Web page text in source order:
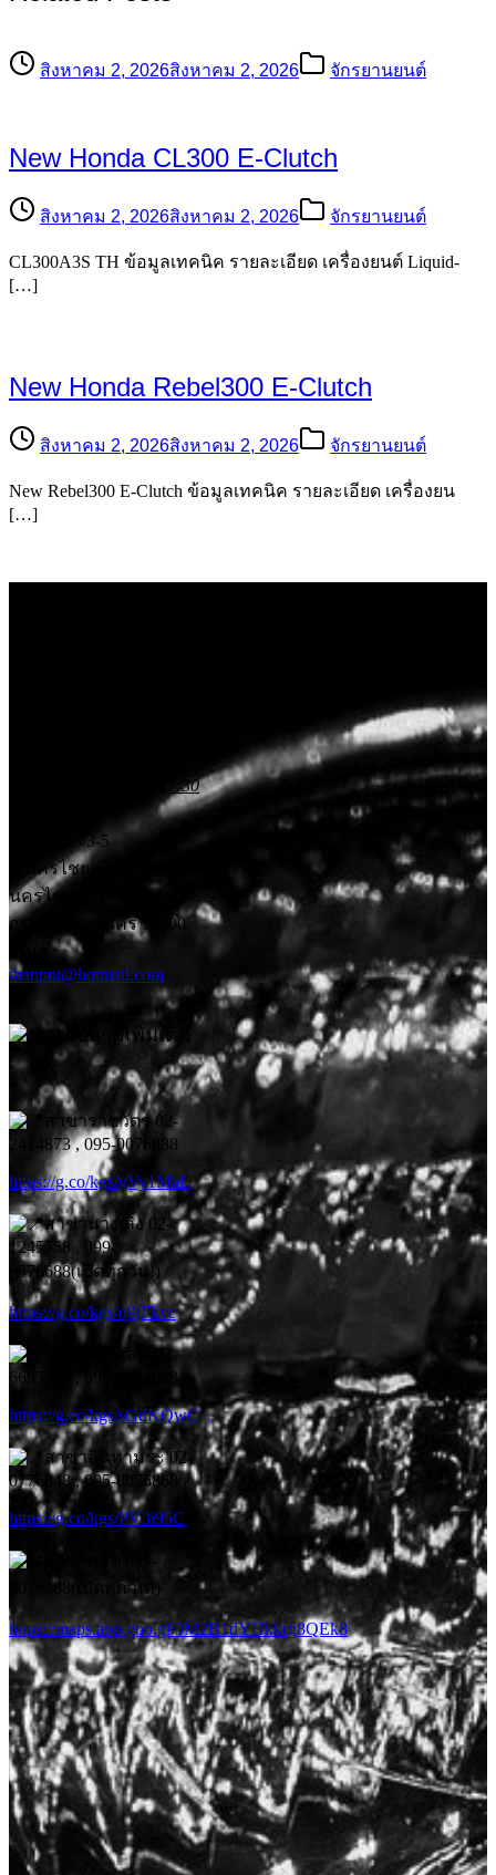
สิงหาคม 2, 2026สิงหาคม 2, 2026 จักรยานยนต์
New Honda CL300 E-Clutch
สิงหาคม 2, 2026สิงหาคม 2, 2026 จักรยานยนต์
CL300A3S TH ข้อมูลเทคนิค รายละเอียด เครื่องยนต์ Liquid-
[…]
New Honda Rebel300 E-Clutch
สิงหาคม 2, 2026สิงหาคม 2, 2026 จักรยานยนต์
New Rebel300 E-Clutch ข้อมูลเทคนิค รายละเอียด เครื่องยน
[…]
เวลาทำการ 08:30 - 17:30
ที่อยู่ : 663/3-5
ถ.นครไชยศรี แขวงถนน
นครไชยศรี เขตดุสิต
กรุงเทพมหานคร 10300
อีเมล :
thanpnt@hotmail.com
สอบถามเพิ่มเติม
:
สาขาราชวัตร 02-
2414873 , 095-0076888
https://g.co/kgs/gVy1MaL
สาขานางเลิ้ง 02-
1245758 , 099-
0576688(เปิดทุกวัน!)
https://g.co/kgs/q9jFkvc
สาขาสามเสน 02-
6695566 , 095-0074888
https://g.co/kgs/sGdKQwC
สาขาอินทามระ 02-
0776848 , 095-0076868
https://g.co/kgs/PV3i95C
0076888(เปิดทุกวัน!)
https://maps.app.goo.gl/3M2B1dYHkkrg8QEk8